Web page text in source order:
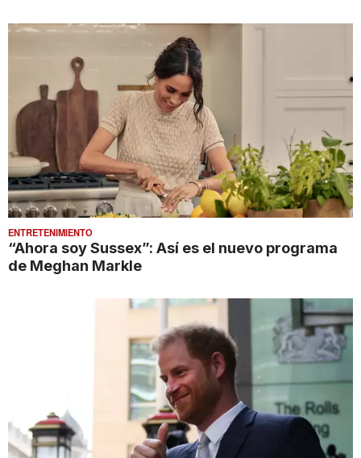
ENTRETENIMIENTO
“Ahora soy Sussex”: Así es el nuevo programa
de Meghan Markle